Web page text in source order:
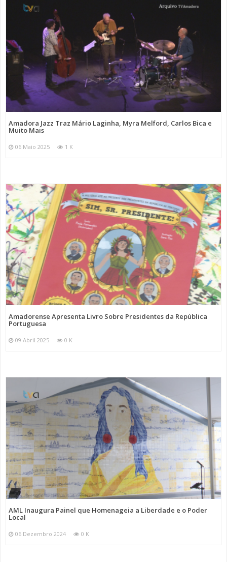
Amadora Jazz Traz Mário Laginha, Myra Melford, Carlos Bica e
Muito Mais
06 Maio 2025 1 K
Amadorense Apresenta Livro Sobre Presidentes da República
Portuguesa
09 Abril 2025 0 K
AML Inaugura Painel que Homenageia a Liberdade e o Poder
Local
06 Dezembro 2024 0 K